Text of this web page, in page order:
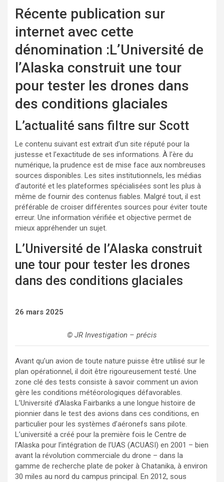
Récente publication sur
internet avec cette
dénomination :L’Université de
l’Alaska construit une tour
pour tester les drones dans
des conditions glaciales
L’actualité sans filtre sur Scott
Le contenu suivant est extrait d’un site réputé pour la
justesse et l’exactitude de ses informations. À l’ère du
numérique, la prudence est de mise face aux nombreuses
sources disponibles. Les sites institutionnels, les médias
d’autorité et les plateformes spécialisées sont les plus à
même de fournir des contenus fiables. Malgré tout, il est
préférable de croiser différentes sources pour éviter toute
erreur. Une information vérifiée et objective permet de
mieux appréhender un sujet.
L’Université de l’Alaska construit
une tour pour tester les drones
dans des conditions glaciales
26 mars 2025
© JR Investigation – précis
Avant qu’un avion de toute nature puisse être utilisé sur le
plan opérationnel, il doit être rigoureusement testé. Une
zone clé des tests consiste à savoir comment un avion
gère les conditions météorologiques défavorables.
L’Université d’Alaska Fairbanks a une longue histoire de
pionnier dans le test des avions dans ces conditions, en
particulier pour les systèmes d’aéronefs sans pilote.
L’université a créé pour la première fois le Centre de
l’Alaska pour l’intégration de l’UAS (ACUASI) en 2001 – bien
avant la révolution commerciale du drone – dans la
gamme de recherche plate de poker à Chatanika, à environ
30 miles au nord du campus principal. En 2012, sous